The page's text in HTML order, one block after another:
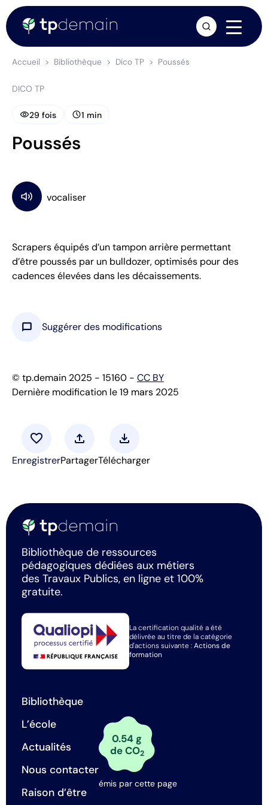
Accueil Bibliothèque Dico TP Poussés
DICO TP
visibility29 fois schedule1 min
Poussés
Scrapers équipés d’un tampon arrière permettant
d’être poussés par un bulldozer, optimisés pour des
cadences élevées dans les décaissements.
chat_bubble Suggérer des modifications
© tp.demain 2025 - 15160 - CC BY
Dernière modification le 19 mars 2025
favorite
Enregistrer
upload
Partager
download
Télécharger
Bibliothèque de ressources
pédagogiques dédiées aux métiers
des Travaux Publics, en ligne et 100%
gratuite.
La certification qualité a été
délivrée au titre de la catégorie
d'actions suivante :Actions de
formation
Bibliothèque
L’école
Actualités
Nous contacter
Raison d’être
0.54 g
de CO2
émis par cette page
arrow_forward